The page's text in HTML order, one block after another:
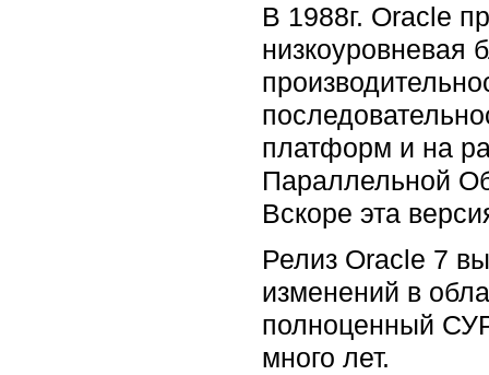
В 1988г. Oracle
низкоуровневая
платформ и на
Параллельной
Вскоре эта
Релиз Oracle 7
изменений в
полноценный
много лет.